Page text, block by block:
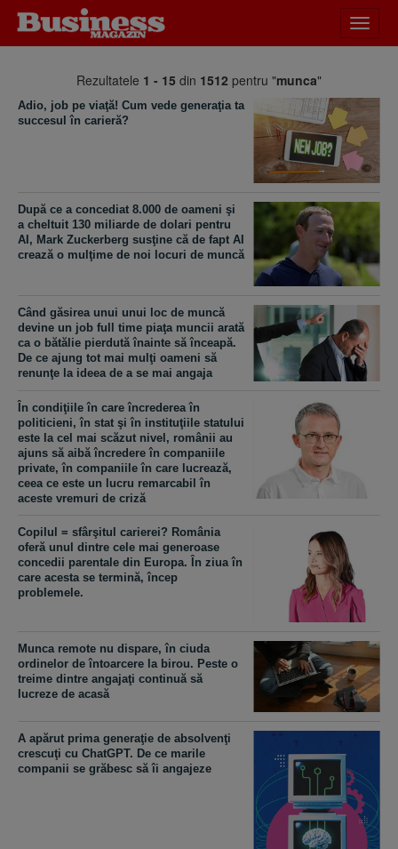
meniu
Rezultatele 1 - 15 din 1512 pentru "munca"
Adio, job pe viaţă! Cum vede generaţia ta
succesul în carieră?
După ce a concediat 8.000 de oameni şi
a cheltuit 130 miliarde de dolari pentru
AI, Mark Zuckerberg susţine că de fapt AI
crează o mulţime de noi locuri de muncă
Când găsirea unui unui loc de muncă
devine un job full time piaţa muncii arată
ca o bătălie pierdută înainte să înceapă.
De ce ajung tot mai mulţi oameni să
renunţe la ideea de a se mai angaja
În condiţiile în care încrederea în
politicieni, în stat şi în instituţiile statului
este la cel mai scăzut nivel, românii au
ajuns să aibă încredere în companiile
private, în companiile în care lucrează,
ceea ce este un lucru remarcabil în
aceste vremuri de criză
Copilul = sfârşitul carierei? România
oferă unul dintre cele mai generoase
concedii parentale din Europa. În ziua în
care acesta se termină, încep
problemele.
Munca remote nu dispare, în ciuda
ordinelor de întoarcere la birou. Peste o
treime dintre angajaţi continuă să
lucreze de acasă
A apărut prima generaţie de absolvenţi
crescuţi cu ChatGPT. De ce marile
companii se grăbesc să îi angajeze